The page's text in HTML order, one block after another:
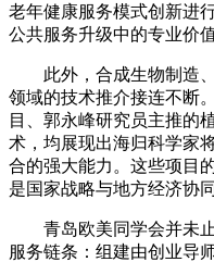
老年健康服务模式创新进
公共服务升级中的专业价
此外，合成生物制造、
领域的技术推介接连不断
目、郭永峰研究员主推的
术，均展现出海归科学家
合的强大能力。这些项目
是国家战略与地方经济协
青岛欧美同学会并未止
服务链条：组建由创业导